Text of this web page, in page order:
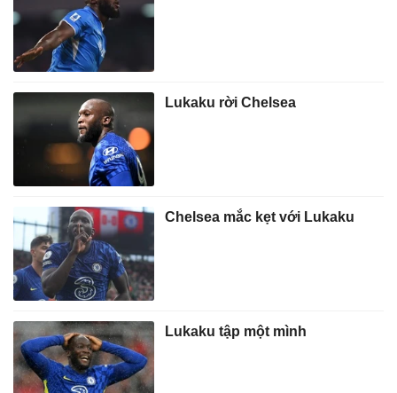
Lukaku rời Chelsea
Chelsea mắc kẹt với Lukaku
Lukaku tập một mình